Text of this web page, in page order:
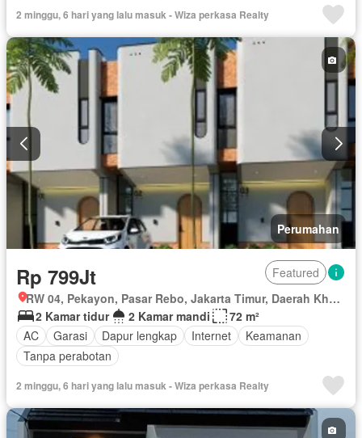
2 minggu, 6 hari yang lalu masuk - Wiza perkasa Realty
Perumahan
Rp 799Jt
Featured
RW 04, Pekayon, Pasar Rebo, Jakarta Timur, Daerah Khusus Ibukota Jakarta
2 Kamar tidur
2 Kamar mandi
72 m²
AC
Garasi Dapur lengkap Internet
Keamanan
Tanpa perabotan
2 minggu, 6 hari yang lalu masuk - Wiza perkasa Realty